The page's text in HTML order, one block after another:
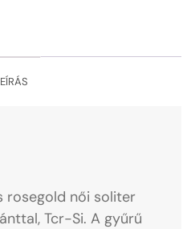
rosegold női soliter
Tcr-Si. A gyűrű